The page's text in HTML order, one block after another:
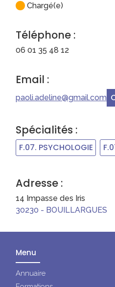
Chargé(e)
Téléphone :
06 01 35 48 12
Email :
paoli.adeline@gmail.com
Spécialités :
F.07. PSYCHOLOGIE
Adresse :
14 Impasse des Iris
30230 - BOUILLARGUES
Menu
Annuaire